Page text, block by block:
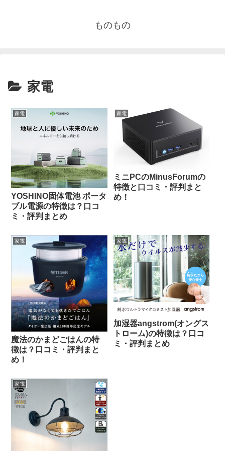
ものもの
家電
家電
YOSHINO固体電池 ポータ
ブル電源の特徴は？口コ
ミ・評判まとめ
家電
ミニPCのMinusForumの
特徴と口コミ・評判まと
め！
家電
魔法のかまどごはんの特
徴は？口コミ・評判まと
め！
家電
加湿器angstrom(オングス
トローム)の特徴は？口コ
ミ・評判まとめ
家電